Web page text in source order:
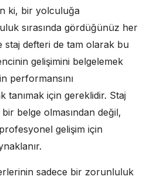
ki, bir yolculuğa
sırasında gördüğünüz her
staj defteri de tam olarak bu
gelişimini belgelemek
performansını
tanımak için gereklidir. Staj
belge olmasından değil,
gelişim için
sadece bir zorunluluk